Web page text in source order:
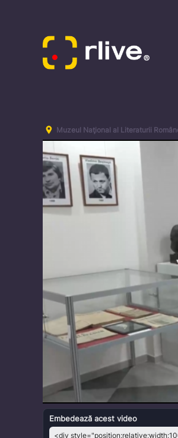
Muzeul Naţional al Literaturii
Embedează acest video